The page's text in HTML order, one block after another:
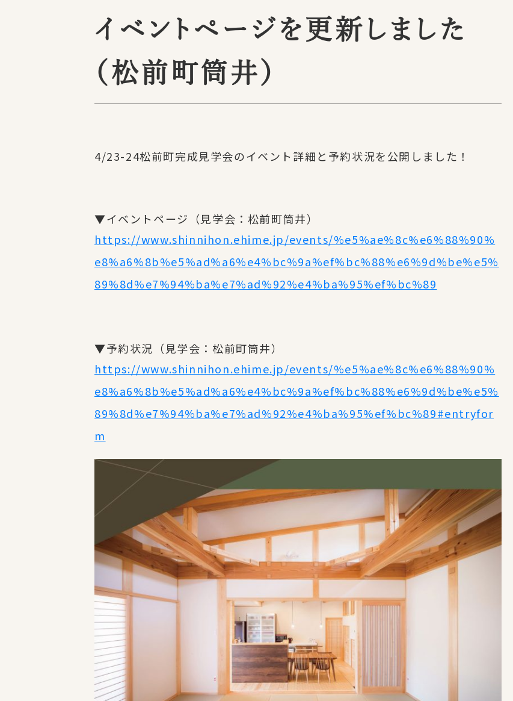
イベントページを更新しました
（松前町筒井）
4/23-24松前町完成見学会のイベント詳細と予約状況を公開しました！
▼イベントページ（見学会：松前町筒井）
https://www.shinnihon.ehime.jp/events/%e5%ae%8c%e6%88%90%
e8%a6%8b%e5%ad%a6%e4%bc%9a%ef%bc%88%e6%9d%be%e5%
89%8d%e7%94%ba%e7%ad%92%e4%ba%95%ef%bc%89
▼予約状況（見学会：松前町筒井）
https://www.shinnihon.ehime.jp/events/%e5%ae%8c%e6%88%90%
e8%a6%8b%e5%ad%a6%e4%bc%9a%ef%bc%88%e6%9d%be%e5%
89%8d%e7%94%ba%e7%ad%92%e4%ba%95%ef%bc%89#entryfor
m